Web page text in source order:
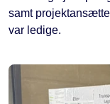
samt
var ledige.